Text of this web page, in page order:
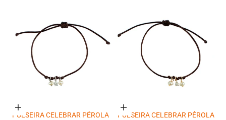
Adicionar ao carrinho
PULSEIRA CELEBRAR PÉROLA
Adicionar ao carrinho
PULSEIRA CELEBRAR PÉROLA